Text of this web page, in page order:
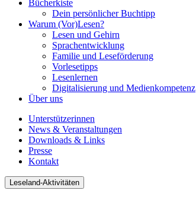
Bücherkiste
Dein persönlicher Buchtipp
Warum (Vor)Lesen?
Lesen und Gehirn
Sprachentwicklung
Familie und Leseförderung
Vorlesetipps
Lesenlernen
Digitalisierung und Medienkompetenz
Über uns
Unterstützerinnen
News & Veranstaltungen
Downloads & Links
Presse
Kontakt
Leseland-Aktivitäten